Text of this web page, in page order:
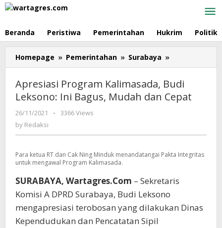
Skip
Beranda Peristiwa Pemerintahan Hukrim Politik
Homepage » Pemerintahan » Surabaya »
Program
Kalimasada,
Budi
Leksono:
Cepat
Apresiasi Program Kalimasada, Budi
Leksono: Ini Bagus, Mudah dan Cepat
26/11/2021
by
-
3366 Views
by Redaksi
Para ketua RT dan Cak Ning Minduk menandatangai Pakta Integritas
untuk mengawal Program Kalimasada.
SURABAYA, Wartagres.Com – Sekretaris
Komisi A DPRD Surabaya, Budi Leksono
mengapresiasi terobosan yang dilakukan Dinas
Kependudukan dan Pencatatan Sipil